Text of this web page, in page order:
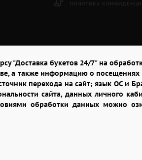
"Доставка букетов 24/7" на
а также информацию о посещениях
перехода на сайт; язык ОС и
сайта, данных личного
обработки данных можно